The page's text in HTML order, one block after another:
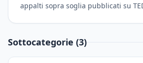
appalti sopra soglia pubblicati su
Sottocategorie (3)